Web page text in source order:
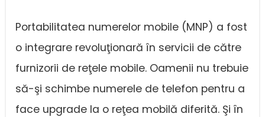
Portabilitatea numerelor mobile (MNP) a fost
o integrare revoluţionară în servicii de către
furnizorii de reţele mobile. Oamenii nu trebuie
să-şi schimbe numerele de telefon pentru a
face upgrade la o reţea mobilă diferită. Şi în